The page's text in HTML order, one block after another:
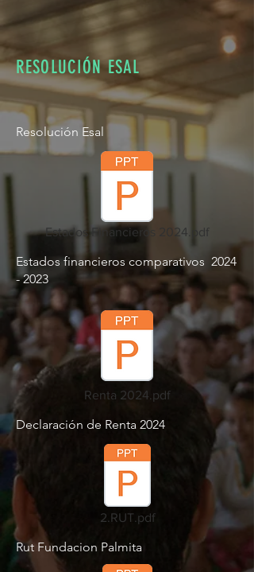
RESOLUCIÓN ESAL
Resolución Esal
Estados Financieros 2024.pdf
Estados financieros comparativos 2024
- 2023
Renta 2024.pdf
Declaración de Renta 2024
2.RUT.pdf
Rut Fundacion Palmita